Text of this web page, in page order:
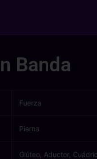
Banda
Fuerza
Pierna
Glúteo, Aductor,